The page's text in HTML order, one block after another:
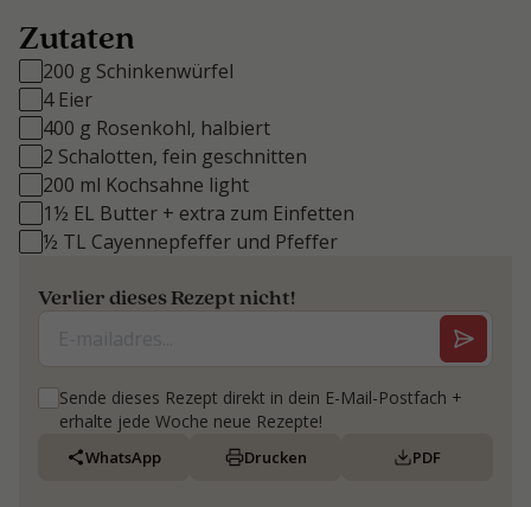
Zutaten
200 g Schinkenwürfel
4 Eier
400 g Rosenkohl, halbiert
2 Schalotten, fein geschnitten
200 ml Kochsahne light
1½ EL Butter + extra zum Einfetten
½ TL Cayennepfeffer und Pfeffer
Verlier dieses Rezept nicht!
Sende dieses Rezept direkt in dein E-Mail-Postfach +
erhalte jede Woche neue Rezepte!
WhatsApp Drucken PDF